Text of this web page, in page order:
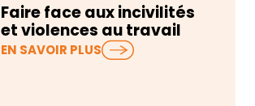
Faire face aux incivilités
et violences au travail
Les incivilités au travail s’installent
en silence. Elles détériorent
EN SAVOIR PLUS